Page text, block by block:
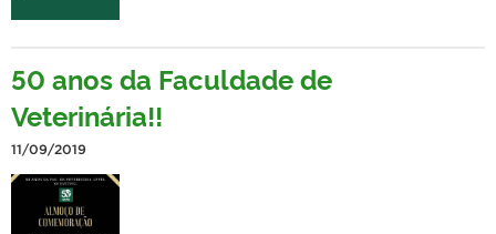
50 anos da Faculdade de
Veterinária!!
11/09/2019